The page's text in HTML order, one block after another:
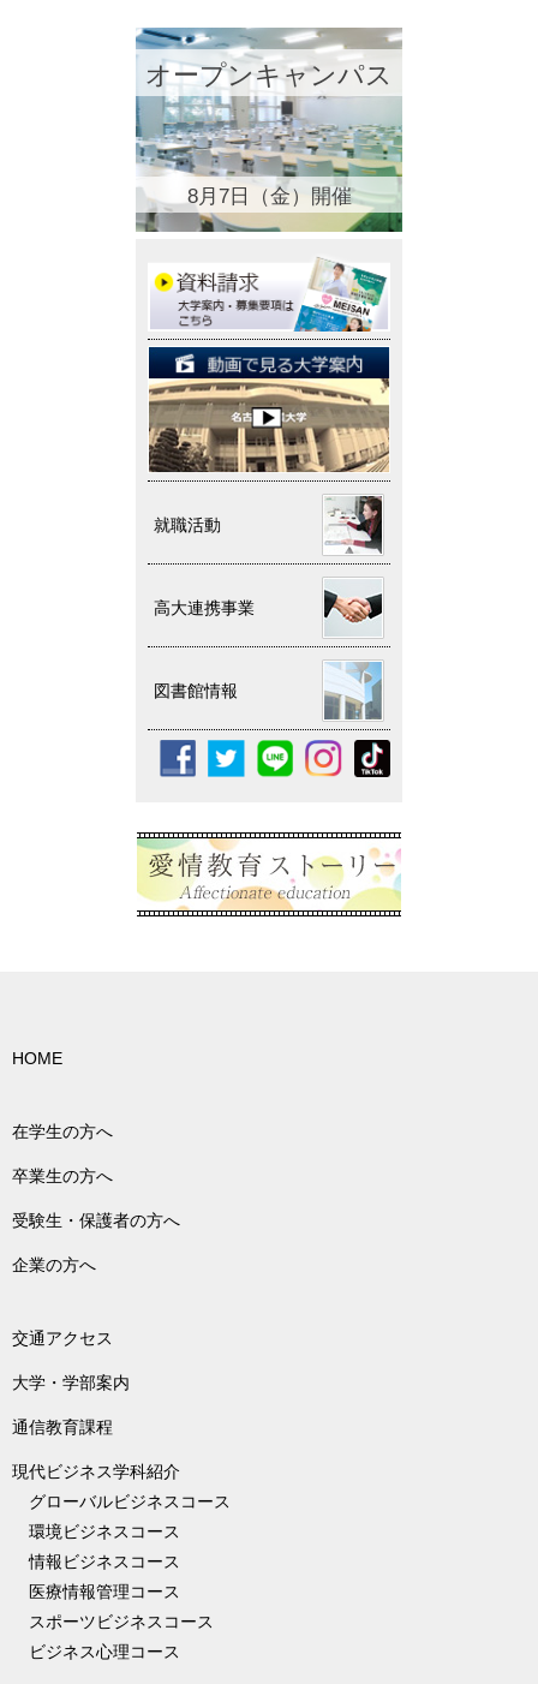
オープンキャンパス
8月7日（金）開催
就職活動
高大連携事業
図書館情報
HOME
在学生の方へ
卒業生の方へ
受験生・保護者の方へ
企業の方へ
交通アクセス
大学・学部案内
通信教育課程
現代ビジネス学科紹介
グローバルビジネスコース
環境ビジネスコース
情報ビジネスコース
医療情報管理コース
スポーツビジネスコース
ビジネス心理コース